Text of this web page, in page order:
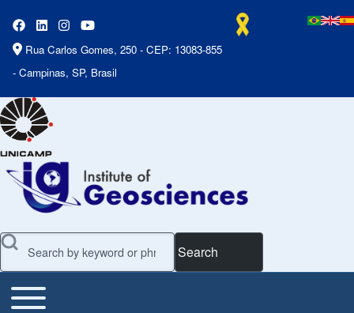
Rua Carlos Gomes, 250 - CEP: 13083-855
- Campinas, SP, Brasil
Search
Main Menu
Toggle main menu